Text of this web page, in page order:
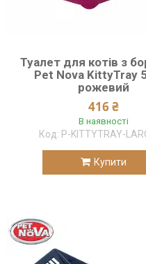
Туалет для котів з
Pet Nova KittyTray
рожевий
416 ₴
В наявності
P-KITTYTRAY-
Купити